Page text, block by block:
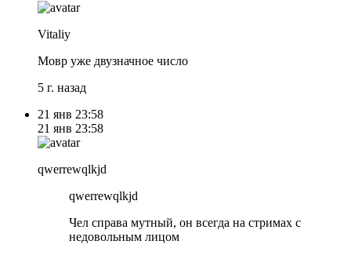
Vitaliy
Мовр уже двузначное число
5 г. назад
21 янв 23:58
21 янв 23:58
qwerrewqlkjd
qwerrewqlkjd
Чел справа мутный, он всегда на стримах с
недовольным лицом